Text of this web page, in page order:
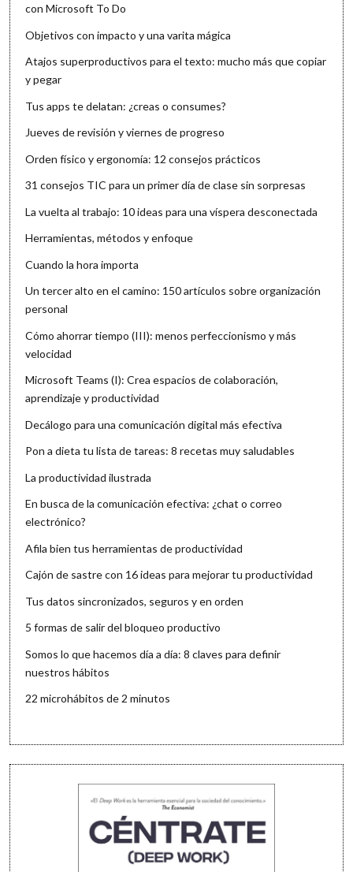
con Microsoft To Do
Objetivos con impacto y una varita mágica
Atajos superproductivos para el texto: mucho más que copiar
y pegar
Tus apps te delatan: ¿creas o consumes?
Jueves de revisión y viernes de progreso
Orden físico y ergonomía: 12 consejos prácticos
31 consejos TIC para un primer día de clase sin sorpresas
La vuelta al trabajo: 10 ideas para una víspera desconectada
Herramientas, métodos y enfoque
Cuando la hora importa
Un tercer alto en el camino: 150 artículos sobre organización
personal
Cómo ahorrar tiempo (III): menos perfeccionismo y más
velocidad
Microsoft Teams (I): Crea espacios de colaboración,
aprendizaje y productividad
Decálogo para una comunicación digital más efectiva
Pon a dieta tu lista de tareas: 8 recetas muy saludables
La productividad ilustrada
En busca de la comunicación efectiva: ¿chat o correo
electrónico?
Afila bien tus herramientas de productividad
Cajón de sastre con 16 ideas para mejorar tu productividad
Tus datos sincronizados, seguros y en orden
5 formas de salir del bloqueo productivo
Somos lo que hacemos día a día: 8 claves para definir
nuestros hábitos
22 microhábitos de 2 minutos